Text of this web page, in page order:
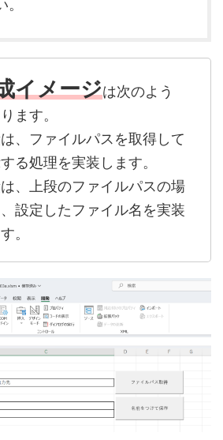
イメージは次のよう
ます。
は、ファイルパスを取得して
る処理を実装します。
、上段のファイルパスの場
設定したファイル名を実装
。